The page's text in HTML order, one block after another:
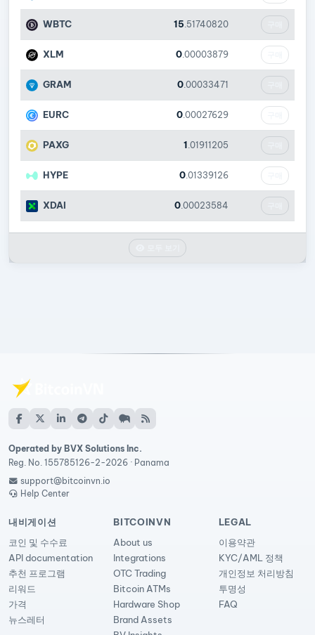
WBTC 15 .51740820
XLM 0 .00003879
GRAM 0 .00033471
EURC 0 .00027629
PAXG 1 .01911205
HYPE 0 .01339126
XDAI 0 .00023584
Operated by BVX Solutions Inc.
Reg. No. 155785126-2-2026 · Panama
support@bitcoinvn.io
Help Center
내비게이션
코인 및 수수료
API documentation
추천 프로그램
리워드
가격
뉴스레터
BITCOINVN
About us
Integrations
OTC Trading
Bitcoin ATMs
Hardware Shop
Brand Assets
LEGAL
이용약관
KYC/AML 정책
개인정보 처리방침
투명성
FAQ